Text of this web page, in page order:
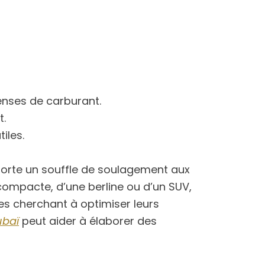
de carburant.
un souffle de soulagement aux
d’une berline ou d’un SUV,
cherchant à optimiser leurs
peut aider à élaborer des